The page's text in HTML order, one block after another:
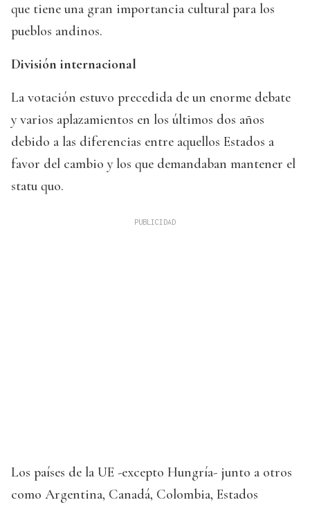
que tiene una gran importancia cultural para los
pueblos andinos.
División internacional
La votación estuvo precedida de un enorme debate
y varios aplazamientos en los últimos dos años
debido a las diferencias entre aquellos Estados a
favor del cambio y los que demandaban mantener el
statu quo.
Los países de la UE -excepto Hungría- junto a otros
como Argentina, Canadá, Colombia, Estados